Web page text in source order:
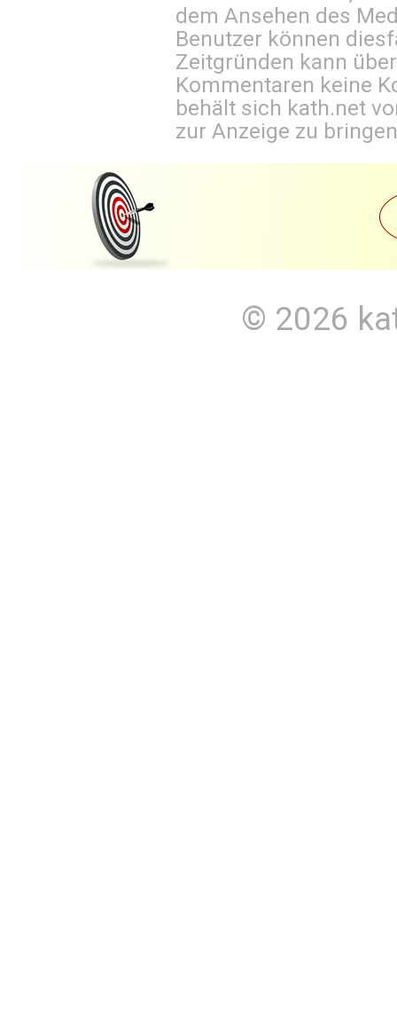
dem Ansehen des
Benutzer können
Zeitgründen kann
Kommentaren keine
behält sich kath.net
zur Anzeige zu
© 2026